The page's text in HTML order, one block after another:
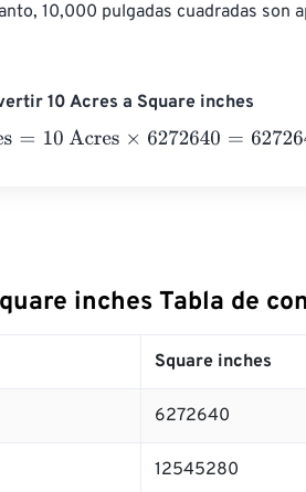
10,000 pulgadas cuadradas son
10 Acres a Square inches
= 10 Acres×6272640=62726400
inches Tabla de
Square inches
6272640
12545280